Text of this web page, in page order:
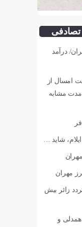
تصادفی
درآمد
امسال از
به مدت مشابه
شاید …
زائر بیش
و